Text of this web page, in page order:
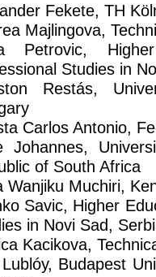
Fekete, TH
Majlingova,
Petrovic,
Studies in
Restás,
Carlos Antonio,
Johannes,
of South Africa
Wanjiku Muchiri,
Savic, Higher
in Novi Sad,
Kacikova,
Budapest